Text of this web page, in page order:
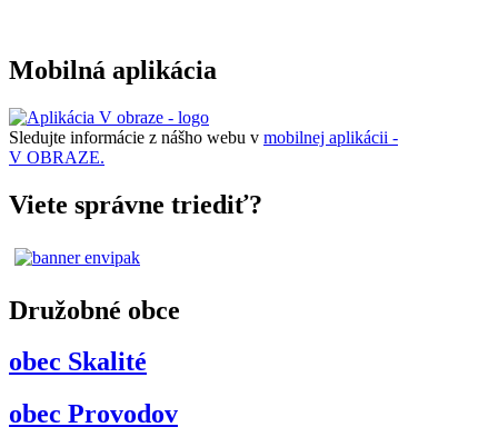
Mobilná aplikácia
Sledujte informácie z nášho webu v mobilnej aplikácii -
V OBRAZE.
Viete správne triediť?
Družobné obce
obec Skalité
obec Provodov